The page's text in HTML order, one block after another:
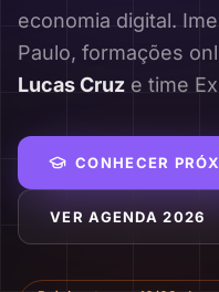
economia digital.
Paulo, formações
Lucas Cruz e time
CONHECER
VER AGENDA 2026